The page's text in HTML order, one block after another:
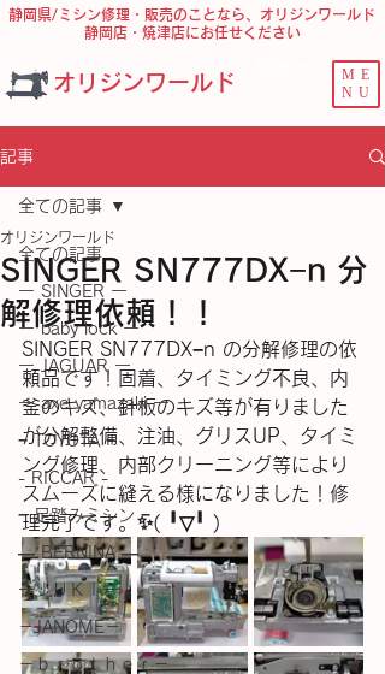
オリジンワールド
ME
NU
静岡県/ミシン修理・販売のことなら、オリジンワールド
静岡店・焼津店にお任せください
記事
全ての記事
ー SINGER ー
ー baby lock ー
ー JAGUAR ー
ー axe yamazaki ー
− TOYOTA −
- RICCAR -
− 足踏みミシン −
― BERNINA ―
ーＪＵＫＩー
－JANOME－
－ｂｒｏｔｈｅｒ－
全ての記事
SINGER SN777DX−n 分
解修理依頼！！
オリジンワールド
SINGER SN777DX−n の分解修理の依
頼品です！固着、タイミング不良、内
釜のキズ、針板のキズ等が有りました
が分解整備、注油、グリスUP、タイミ
ング修理、内部クリーニング等により
スムーズに縫える様になりました！修
理完了です。✨(⁠ ⁠╹⁠▽⁠╹⁠ ⁠)